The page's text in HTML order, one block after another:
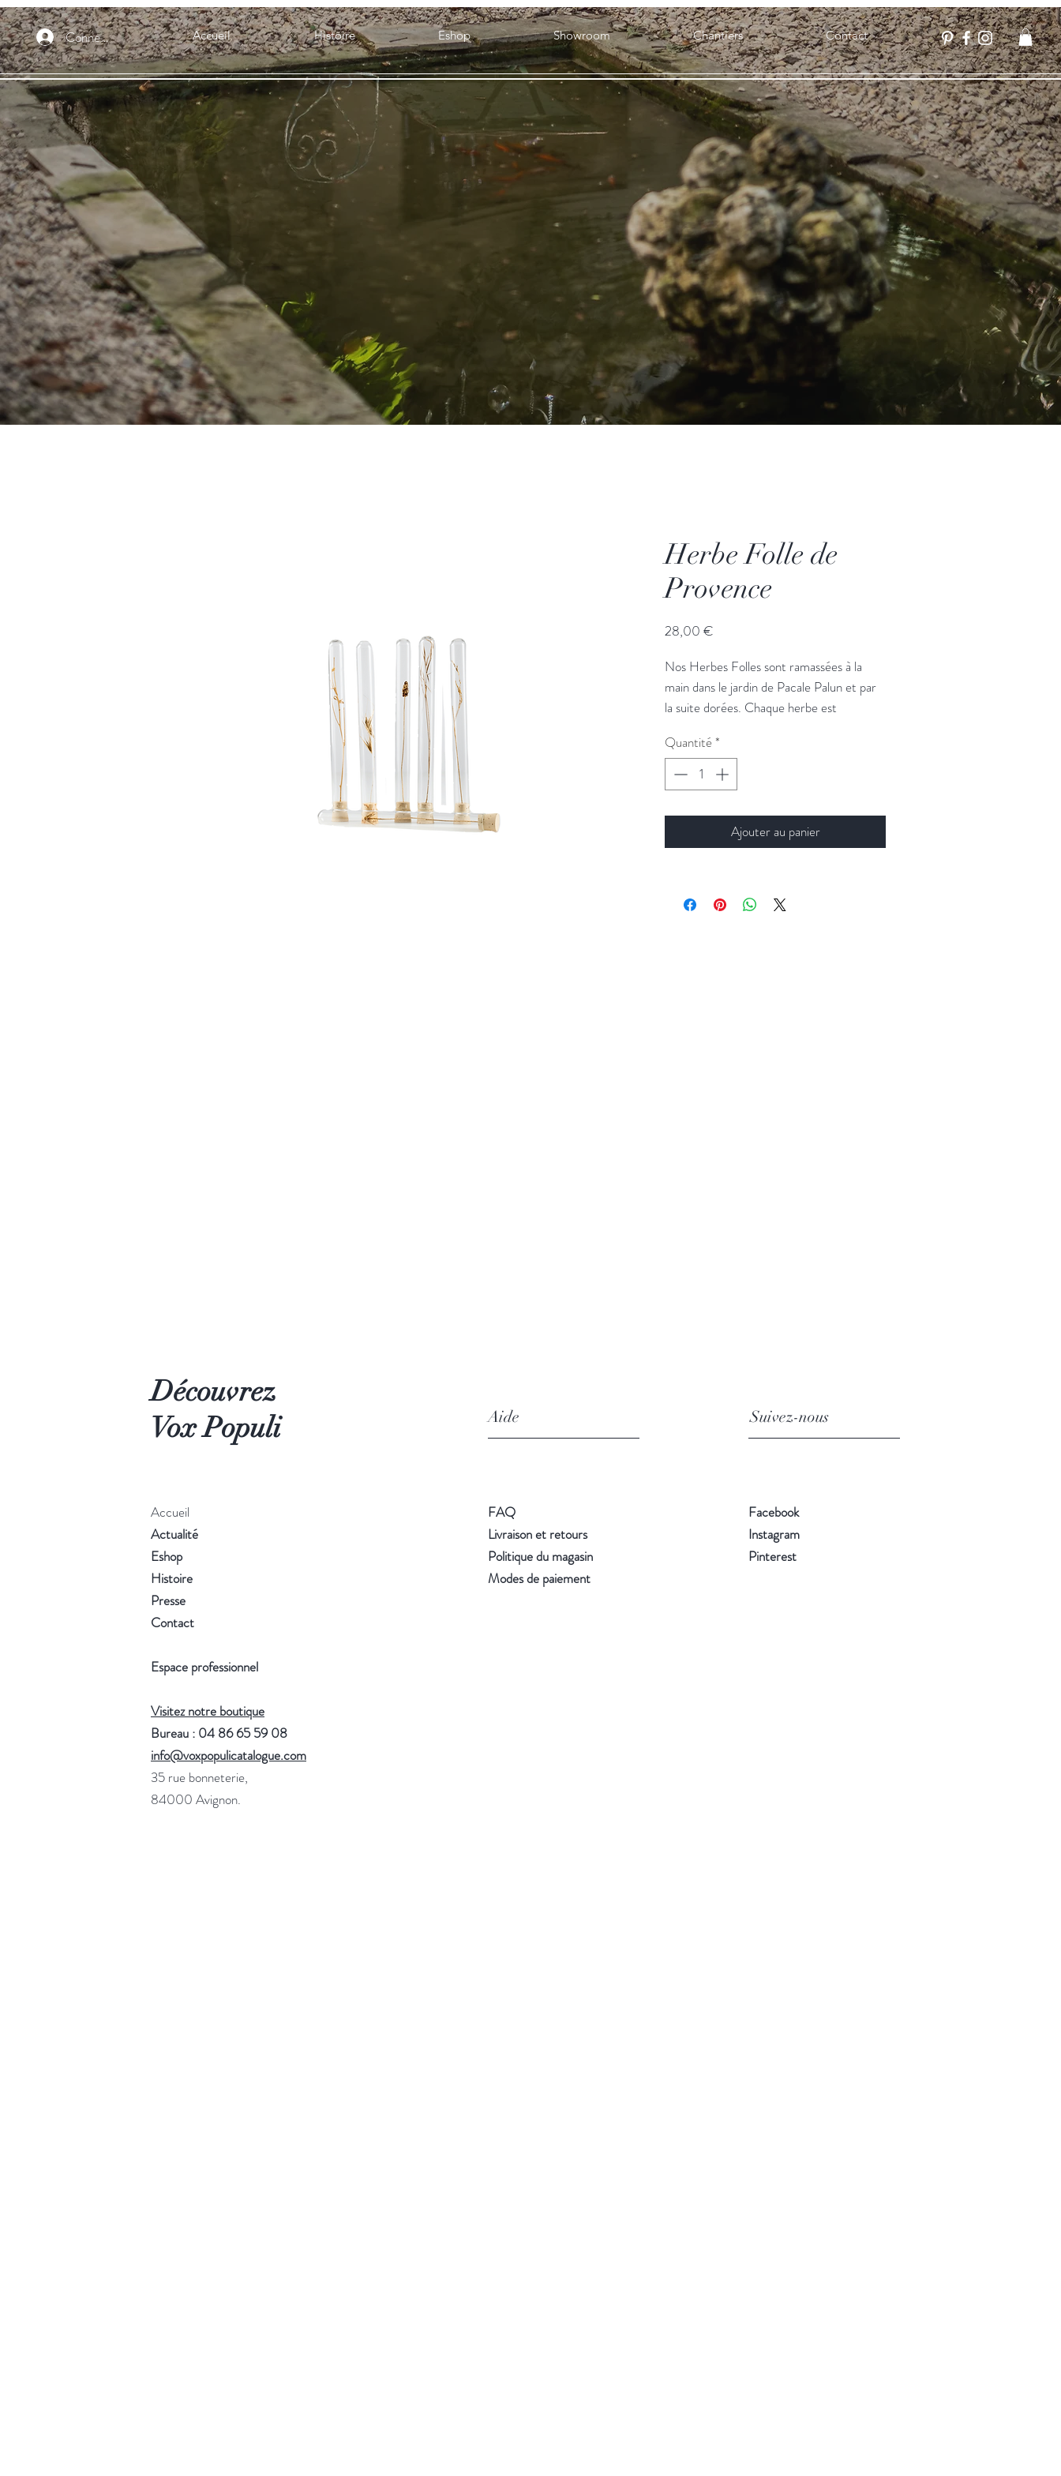
Accueil Histoire Eshop Showroom Chantiers Contact
Connexion
Herbe Folle de
Provence
28,00 €
Nos Herbes Folles sont ramassées à la
main dans le jardin de Pacale Palun et par
la suite dorées. Chaque herbe est
Quantité*
Ajouter au panier
Découvrez
Vox Populi
Aide
Accueil
Actualité
Eshop
Histoire
Presse
Contact
Espace professionnel
Visitez notre boutique
Bureau : 04 86 65 59 08
info@voxpopulicatalogue.com
35 rue bonneterie,
84000 Avignon.
FAQ
Livraison et retours
Politique du magasin
Modes de paiement
Suivez-nous
Facebook
Instagram
Pinterest